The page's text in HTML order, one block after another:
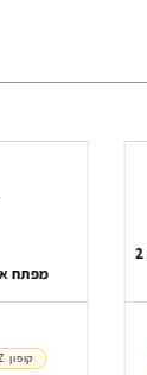
מחזיק אזיקים לחגורה עם קליפס דור 2
מפתח
קופון TZZ